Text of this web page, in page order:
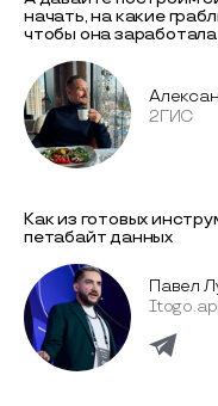
начать, на какие
чтобы она заработала
2ГИС
Как из готовых
петабайт данных
Павел